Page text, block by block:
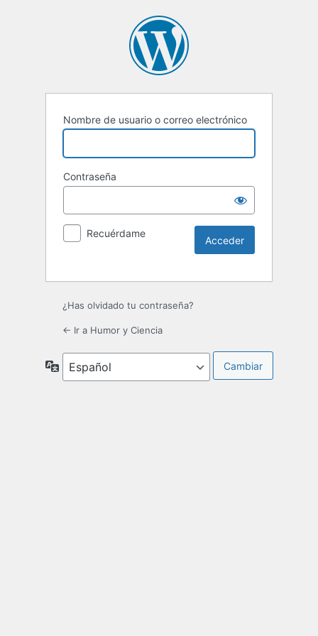
Nombre de usuario o correo electrónico
Contraseña
Recuérdame
¿Has olvidado tu contraseña?
← Ir a Humor y Ciencia
Idioma